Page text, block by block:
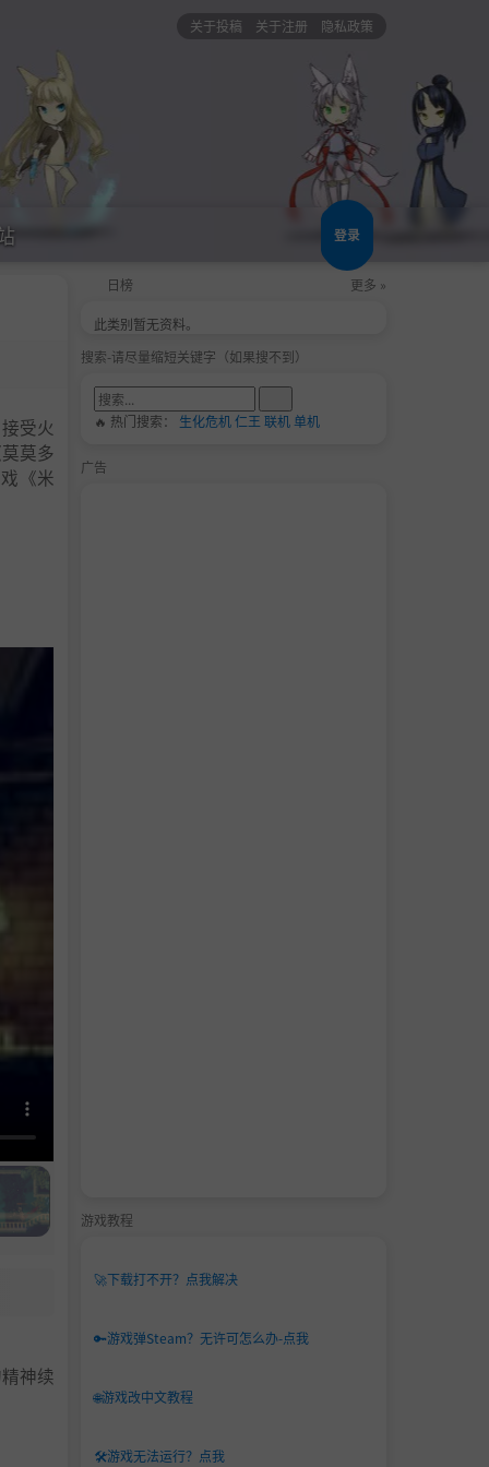
关于投稿 关于注册 隐私政策
登录
受火
莫多
《米
神续
日榜 更多 »
此类别暂无资料。
搜索-请尽量缩短关键字（如果搜不到）
🔥 热门搜索： 生化危机仁王 联机单机
广告
游戏教程
🚀下载打不开？点我解决
🔑游戏弹Steam？无许可怎么办-点我
🌐游戏改中文教程
🛠️游戏无法运行？点我